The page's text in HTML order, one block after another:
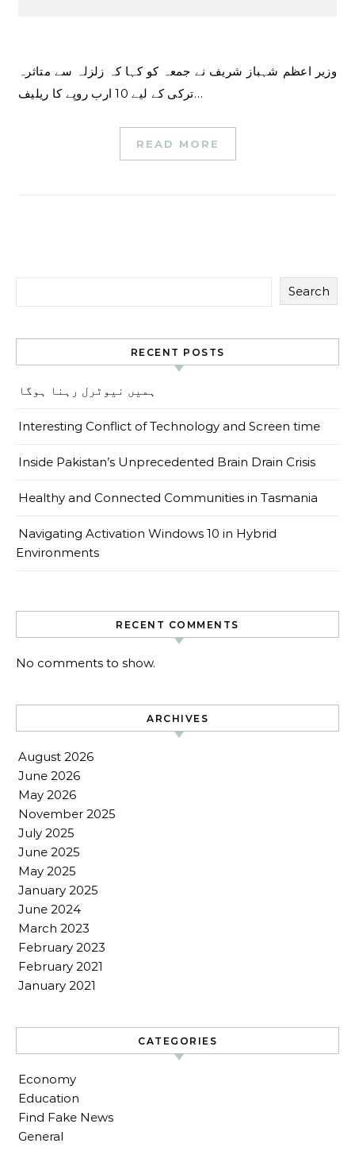
وزیر اعظم شہباز شریف نے جمعہ کو کہا کہ زلزلہ سے متاثرہ
ترکی کے لیے 10 ارب روپے کا ریلیف…
READ MORE
Search
RECENT POSTS
ہمیں نیوٹرل رہنا ہوگا
Interesting Conflict of Technology and Screen time
Inside Pakistan’s Unprecedented Brain Drain Crisis
Healthy and Connected Communities in Tasmania
Navigating Activation Windows 10 in Hybrid
Environments
RECENT COMMENTS
No comments to show.
ARCHIVES
August 2026
June 2026
May 2026
November 2025
July 2025
June 2025
May 2025
January 2025
June 2024
March 2023
February 2023
February 2021
January 2021
CATEGORIES
Economy
Education
Find Fake News
General